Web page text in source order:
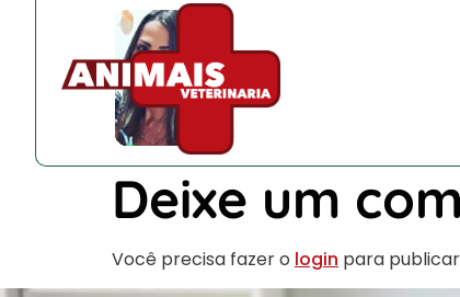
Deixe um
Você precisa fazer o login para